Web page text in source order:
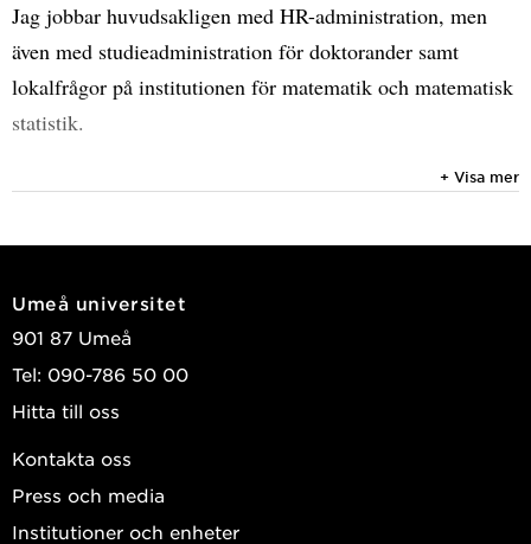
Jag jobbar huvudsakligen med HR-administration, men
även med studieadministration för doktorander samt
lokalfrågor på institutionen för matematik och matematisk
statistik.
+ Visa mer
Umeå universitet
901 87 Umeå
Tel: 090-786 50 00
Hitta till oss
Kontakta oss
Press och media
Institutioner och enheter